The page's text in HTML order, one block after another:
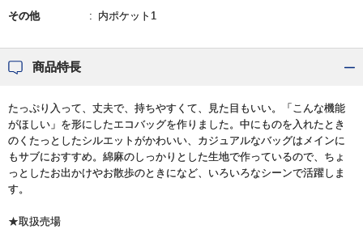
その他
内ポケット1
商品特長
たっぷり入って、丈夫で、持ちやすくて、見た目もいい。「こんな機能
がほしい」を形にしたエコバッグを作りました。中にものを入れたとき
のくたっとしたシルエットがかわいい、カジュアルなバッグはメインに
もサブにおすすめ。綿麻のしっかりとした生地で作っているので、ちょ
っとしたお出かけやお散歩のときになど、いろいろなシーンで活躍しま
す。
★取扱売場